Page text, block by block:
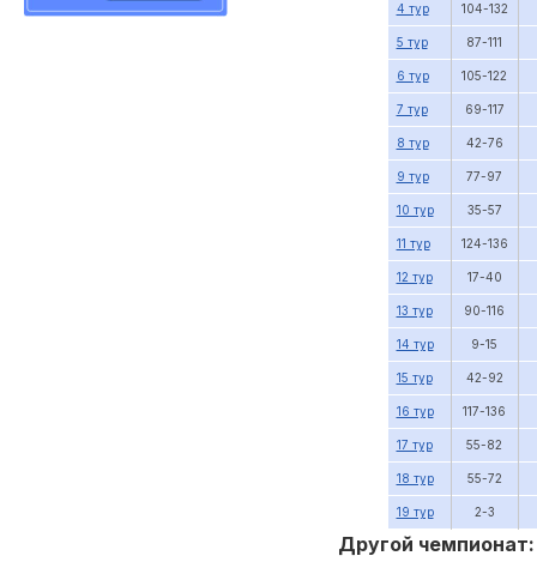
4 тур 104-132
5 тур 87-111
6 тур 105-122
7 тур 69-117
8 тур 42-76
9 тур 77-97
10 тур 35-57
11 тур 124-136
12 тур 17-40
13 тур 90-116
14 тур 9-15
15 тур 42-92
16 тур 117-136
17 тур 55-82
18 тур 55-72
19 тур 2-3
Другой чемпионат: